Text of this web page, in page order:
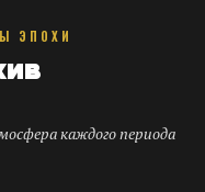
ЭПОХИ
каждого периода